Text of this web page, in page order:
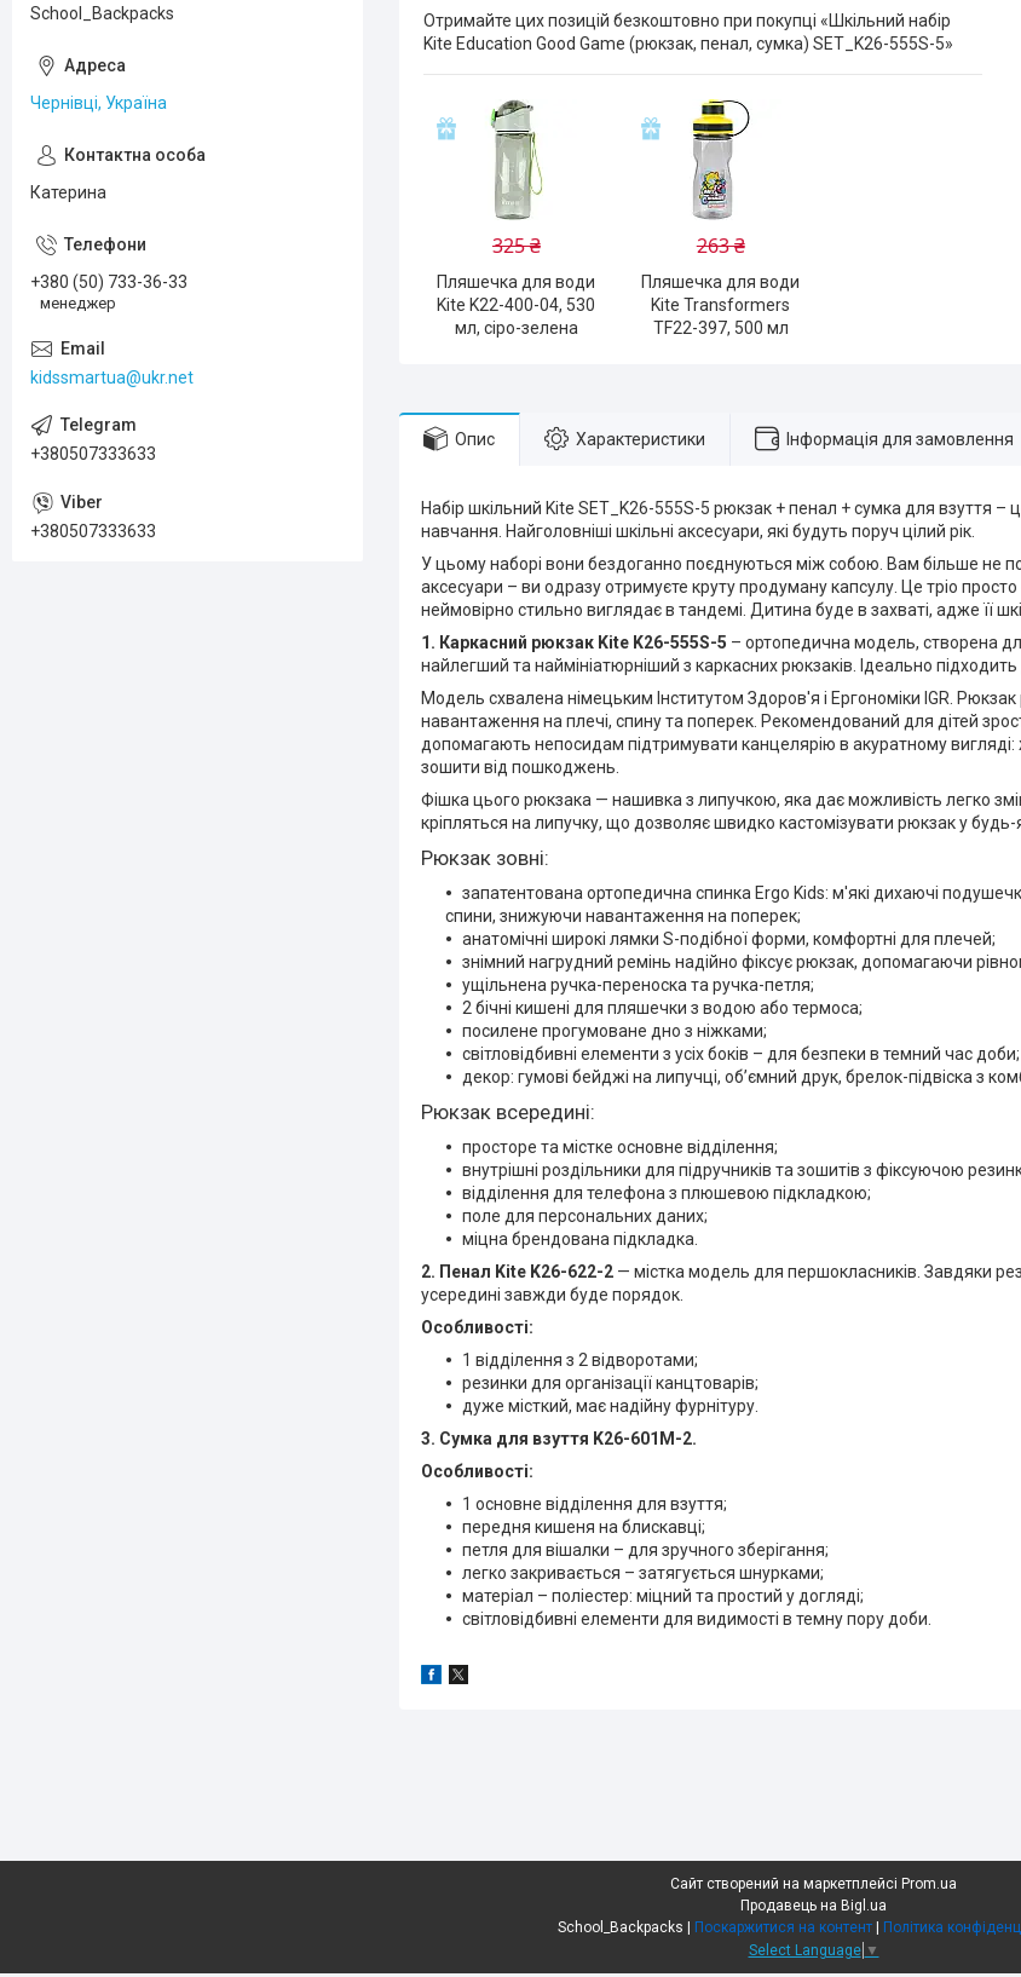
Отримайте цих позицій безкоштовно при покупці «Шкільний набір
Kite Education Good Game (рюкзак, пенал, сумка) SET_K26-555S-5»
325 ₴
Пляшечка для води
Kite K22-400-04, 530
мл, сіро-зелена
263 ₴
Пляшечка для води
Kite Transformers
TF22-397, 500 мл
Опис Характеристики Інформація для замовлення
Набір шкільний Kite SET_K26-555S-5 рюкзак + пенал + сумка для взуття –
навчання. Найголовніші шкільні аксесуари, які будуть поруч цілий рік.
У цьому наборі вони бездоганно поєднуються між собою. Вам більше не
аксесуари – ви одразу отримуєте круту продуману капсулу. Це тріо
неймовірно стильно виглядає в тандемі. Дитина буде в захваті, адже її
1. Каркасний рюкзак Kite K26-555S-5 – ортопедична модель, створена
найлегший та наймініатюрніший з каркасних рюкзаків. Ідеально
Модель схвалена німецьким Інститутом Здоров'я і Ергономіки IGR. Рюкзак
навантаження на плечі, спину та поперек. Рекомендований для дітей
допомагають непосидам підтримувати канцелярію в акуратному вигляді:
зошити від пошкоджень.
Фішка цього рюкзака — нашивка з липучкою, яка дає можливість легко
кріпляться на липучку, що дозволяє швидко кастомізувати рюкзак у будь-
Рюкзак зовні:
запатентована ортопедична спинка Ergo Kids: м'які дихаючі
спини, знижуючи навантаження на поперек;
анатомічні широкі лямки S-подібної форми, комфортні для плечей;
знімний нагрудний ремінь надійно фіксує рюкзак, допомагаючи
ущільнена ручка-переноска та ручка-петля;
2 бічні кишені для пляшечки з водою або термоса;
посилене прогумоване дно з ніжками;
світловідбивні елементи з усіх боків – для безпеки в темний час доби;
декор: гумові бейджі на липучці, об’ємний друк, брелок-підвіска з
Рюкзак всередині:
просторе та містке основне відділення;
внутрішні роздільники для підручників та зошитів з фіксуючою
відділення для телефона з плюшевою підкладкою;
поле для персональних даних;
міцна брендована підкладка.
2. Пенал Kite K26-622-2 — містка модель для першокласників. Завдяки
усередині завжди буде порядок.
Особливості:
1 відділення з 2 відворотами;
резинки для організації канцтоварів;
дуже місткий, має надійну фурнітуру.
3. Сумка для взуття K26-601M-2.
Особливості:
1 основне відділення для взуття;
передня кишеня на блискавці;
петля для вішалки – для зручного зберігання;
легко закривається – затягується шнурками;
матеріал – поліестер: міцний та простий у догляді;
світловідбивні елементи для видимості в темну пору доби.
School_Backpacks
Чернівці, Україна
Катерина
+380 (50) 733-36-33
менеджер
kidssmartua@ukr.net
+380507333633
+380507333633
Сайт створений на маркетплейсі Prom.ua
Продавець на Bigl.ua
Поскаржитися на контент
Політика
Select Language ▼